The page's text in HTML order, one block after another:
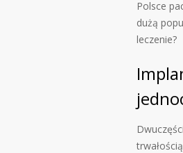
Polsce
dużą
leczenie?